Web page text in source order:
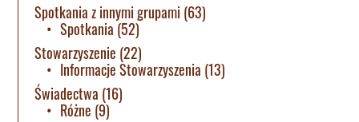
Spotkania z innymi grupami (63)
Spotkania (52)
Stowarzyszenie (22)
Informacje Stowarzyszenia (13)
Świadectwa (16)
Różne (9)